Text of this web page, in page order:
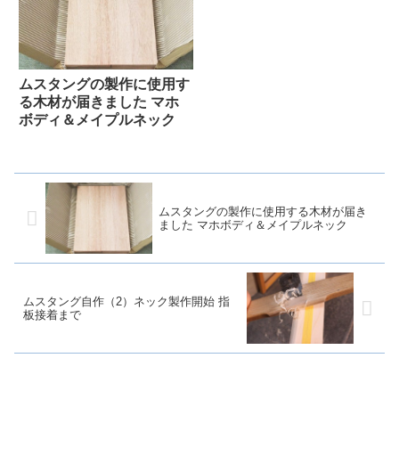
ムスタングの製作に使用す
る木材が届きました マホ
ボディ＆メイプルネック
ムスタングの製作に使用する木材が届き
ました マホボディ＆メイプルネック
ムスタング自作（2）ネック製作開始 指
板接着まで